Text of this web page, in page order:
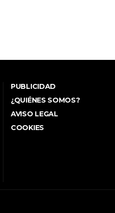
PUBLICIDAD
¿QUIÉNES SOMOS?
AVISO LEGAL
COOKIES